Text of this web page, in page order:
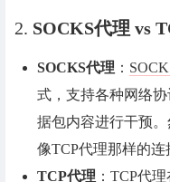
2. SOCKS代理 vs
SOCKS代理 ：
式，支持各种网络
据包内容进行干预
像TCP代理那样的连
TCP代理 ：TCP代